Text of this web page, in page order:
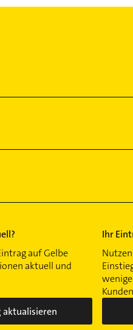
auf Gelbe
aktuell und
aktualisieren
Ihr